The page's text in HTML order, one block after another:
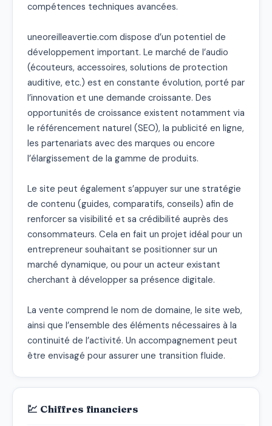
compétences techniques avancées.
uneoreilleavertie.com dispose d’un potentiel de
développement important. Le marché de l’audio
(écouteurs, accessoires, solutions de protection
auditive, etc.) est en constante évolution, porté par
l’innovation et une demande croissante. Des
opportunités de croissance existent notamment via
le référencement naturel (SEO), la publicité en ligne,
les partenariats avec des marques ou encore
l’élargissement de la gamme de produits.
Le site peut également s’appuyer sur une stratégie
de contenu (guides, comparatifs, conseils) afin de
renforcer sa visibilité et sa crédibilité auprès des
consommateurs. Cela en fait un projet idéal pour un
entrepreneur souhaitant se positionner sur un
marché dynamique, ou pour un acteur existant
cherchant à développer sa présence digitale.
La vente comprend le nom de domaine, le site web,
ainsi que l’ensemble des éléments nécessaires à la
continuité de l’activité. Un accompagnement peut
être envisagé pour assurer une transition fluide.
💹 Chiffres financiers